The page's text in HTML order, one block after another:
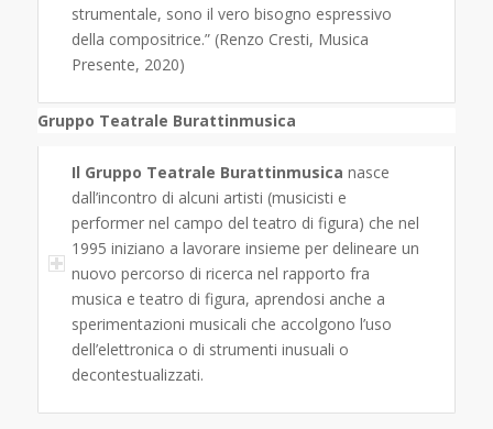
strumentale, sono il vero bisogno espressivo
della compositrice.” (Renzo Cresti, Musica
Presente, 2020)
Gruppo Teatrale Burattinmusica
Il Gruppo Teatrale Burattinmusica nasce
dall’incontro di alcuni artisti (musicisti e
performer nel campo del teatro di figura) che nel
1995 iniziano a lavorare insieme per delineare un
nuovo percorso di ricerca nel rapporto fra
musica e teatro di figura, aprendosi anche a
sperimentazioni musicali che accolgono l’uso
dell’elettronica o di strumenti inusuali o
decontestualizzati.